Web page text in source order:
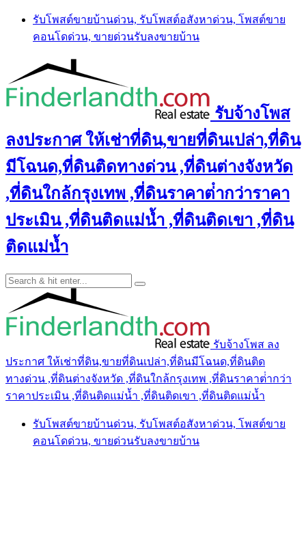
Skip
content
รับโพสต์ขายบ้านด่วน, รับโพสต์อสังหาด่วน, โพสต์ขาย
คอนโดด่วน, ขายด่วนรับลงขายบ้าน
รับจ้างโพส
ลงประกาศ ให้เช่าที่ดิน,ขายที่ดินเปล่า,ที่ดิน
มีโฉนด,ที่ดินติดทางด่วน ,ที่ดินต่างจังหวัด
,ที่ดินใกล้กรุงเทพ ,ที่ดินราคาต่ํากว่าราคา
ประเมิน ,ที่ดินติดแม่น้ำ ,ที่ดินติดเขา ,ที่ดิน
ติดแม่น้ำ
รับจ้างโพส ลง
ประกาศ ให้เช่าที่ดิน,ขายที่ดินเปล่า,ที่ดินมีโฉนด,ที่ดินติด
ทางด่วน ,ที่ดินต่างจังหวัด ,ที่ดินใกล้กรุงเทพ ,ที่ดินราคาต่ํากว่า
ราคาประเมิน ,ที่ดินติดแม่น้ำ ,ที่ดินติดเขา ,ที่ดินติดแม่น้ำ
รับโพสต์ขายบ้านด่วน, รับโพสต์อสังหาด่วน, โพสต์ขาย
คอนโดด่วน, ขายด่วนรับลงขายบ้าน